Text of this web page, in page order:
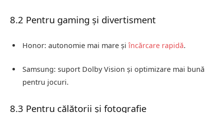
8.2 Pentru gaming și divertisment
Honor: autonomie mai mare șiîncărcare rapidă.
Samsung: suport Dolby Vision și optimizare mai bună
pentru jocuri.
8.3 Pentru călătorii și fotografie